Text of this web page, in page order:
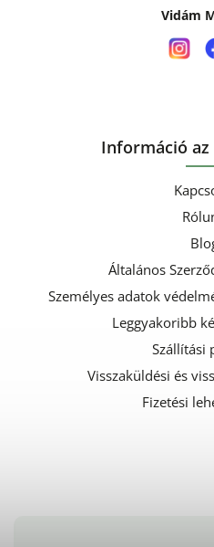
Vidám
Információ az
Általános
Személyes adatok
Leggyakoribb
Szállítási
Visszaküldési és
Fizetési